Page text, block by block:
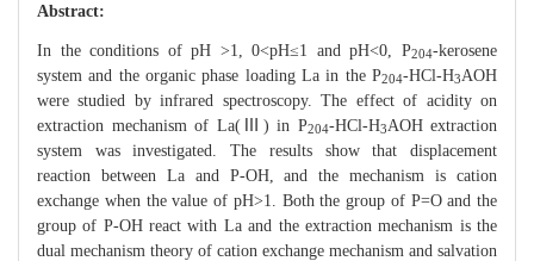
Abstract:
In the conditions of pH >1, 0<pH≤1 and pH<0, P204-kerosene
system and the organic phase loading La in the P204-HCl-H3AOH
were studied by infrared spectroscopy. The effect of acidity on
extraction mechanism of La(Ⅲ) in P204-HCl-H3AOH extraction
system was investigated. The results show that displacement
reaction between La and P-OH, and the mechanism is cation
exchange when the value of pH>1. Both the group of P=O and the
group of P-OH react with La and the extraction mechanism is the
dual mechanism theory of cation exchange mechanism and salvation